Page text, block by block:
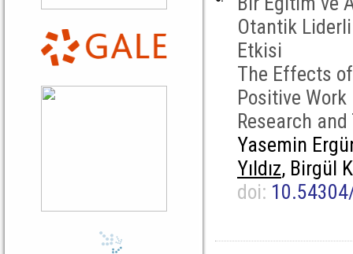
Otantik
Etkisi
The Effects
Positive
Research
Yasemin
Yıldız, Birgül
doi: